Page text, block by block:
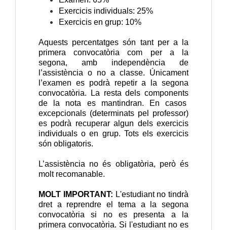
Exercicis individuals: 25%
Exercicis en grup: 10%
Aquests percentatges són tant per a la
primera convocatòria com per a la
segona, amb independència de
l’assistència o no a classe. Únicament
l’examen es podrà repetir a la segona
convocatòria. La resta dels components
de la nota es mantindran. En casos
excepcionals (determinats pel professor)
es podrà recuperar algun dels exercicis
individuals o en grup. Tots els exercicis
són obligatoris.
L’assistència no és obligatòria, però és
molt recomanable.
MOLT IMPORTANT: L'estudiant no tindrà
dret a reprendre el tema a la segona
convocatòria si no es presenta a la
primera convocatòria. Si l'estudiant no es